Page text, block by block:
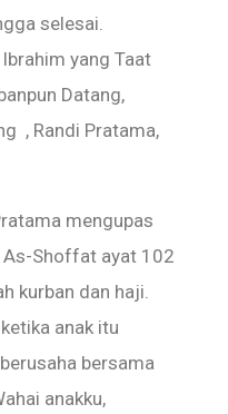
selesai.
yang Taat
Datang,
, Randi Pratama,
mengupas
Shoffat ayat 102
kurban dan haji.
anak itu
bersama
anakku,